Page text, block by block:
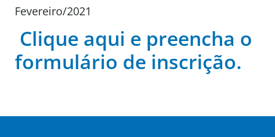
Fevereiro/2021
Clique aqui e preencha o
formulário de inscrição.